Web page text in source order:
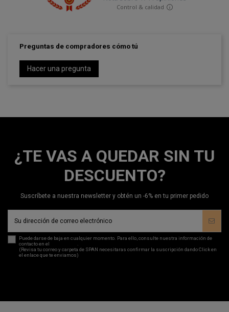
Preguntas de compradores cómo tú
Hacer una pregunta
¿TE VAS A QUEDAR SIN TU
DESCUENTO?
Suscríbete a nuestra newsletter y obtén un -6% en tu primer pedido
Puede darse de baja en cualquier momento. Para ello, consulte nuestra información de
contacto en el
.
(Revisa tu correo y carpeta de SPAN necesitaras confirmar la suscripción dando Click en
el enlace que te enviamos)